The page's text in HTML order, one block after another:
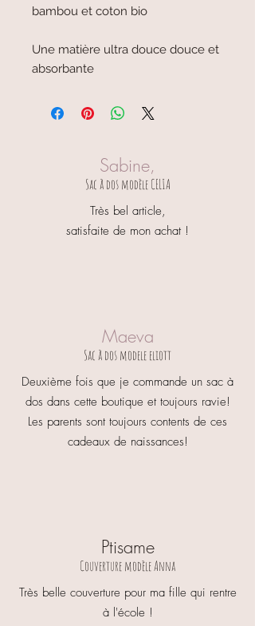
bambou et coton bio
Une matière ultra douce douce et
absorbante
Sabine,
Sac à dos modèle CELIA
Très bel article,
satisfaite de mon achat !
Maeva
Sac à dos modele eliott
Deuxième fois que je commande un sac à
dos dans cette boutique et toujours ravie!
Les parents sont toujours contents de ces
cadeaux de naissances!
Ptisame
Couverture modèle Anna
Très belle couverture pour ma fille qui rentre
à l'école !